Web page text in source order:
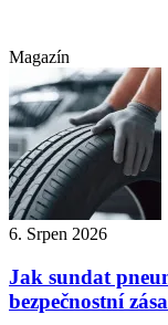
Magazín
6. Srpen 2026
Jak sundat
bezpečnostní